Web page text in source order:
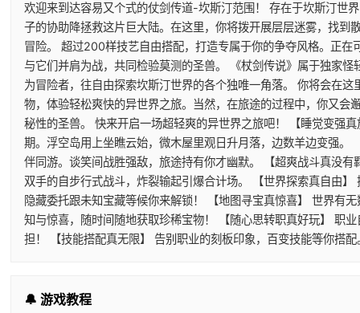
欢迎来到达容易又个式的仗剑传道-坎斯汀范围！ 存在于坎斯汀世
子的协助降拯救这片巨大陆。在这里，你将拨开展层层迷雾，找到
冒险。 超过200样技艺自由搭配，打造专属于你的争夺风格。正在
与它们并肩为战，共同检验莫测的圣兽。 《杖剑传说》属于独家
为冒险者，往自由探索坎斯汀世界的各个独唯一角落。 你将会在
物，体验轻松爽快的异世界之旅。当然，在旅途的过程中，你又会
秘性的圣兽。 快来开启一场超轻爽的异世界之旅吧！ 【睡觉变强
期。浮空岛用上坐瞧云始，微木屋里观日升月落，边数羊边变强。
伴同游。谈笑间战胜强敌，旅途持有你才幽默。 【超爽战斗真没
双手的自步行式战斗，炸裂输起引爆合计场。 【世界探索真自由
隐藏委托跟未知宝藏等候你来解锁！ 【地图寻宝真惊喜】 世界有
知与惊喜，随时间随地获取珍稀宝物！ 【随心思转职真好玩】 职
担！ 【技能搭配真无限】 告别职业的刻板印象，百变技能等你搭
🔔 游戏教程